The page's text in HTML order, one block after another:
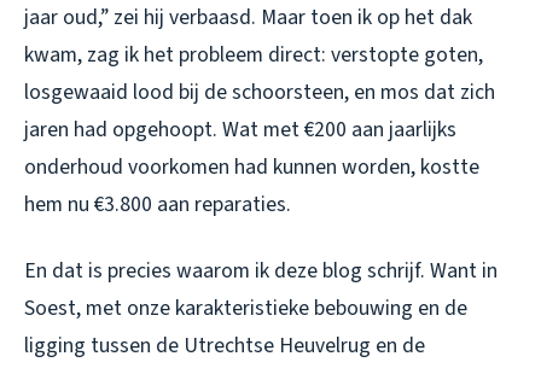
jaar oud,” zei hij verbaasd. Maar toen ik op het dak
kwam, zag ik het probleem direct: verstopte goten,
losgewaaid lood bij de schoorsteen, en mos dat zich
jaren had opgehoopt. Wat met €200 aan jaarlijks
onderhoud voorkomen had kunnen worden, kostte
hem nu €3.800 aan reparaties.
En dat is precies waarom ik deze blog schrijf. Want in
Soest, met onze karakteristieke bebouwing en de
ligging tussen de Utrechtse Heuvelrug en de